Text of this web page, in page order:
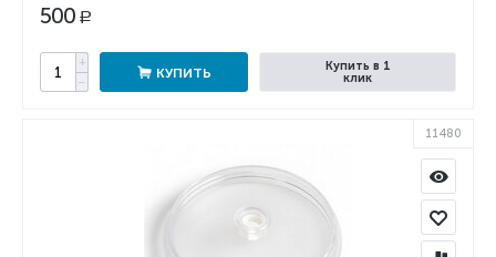
500 Р
+
−
КУПИТЬ
Купить в 1
клик
11480